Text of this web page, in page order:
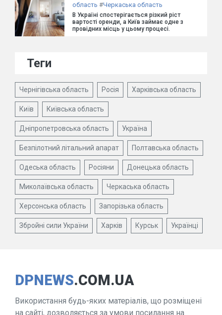
область #Черкаська область
В Україні спостерігається різкий ріст
вартості оренди, а Київ займає одне з
провідних місць у цьому процесі.
Теги
Чернігівська область Росія Харківська область
Київ Київська область
Дніпропетровська область Україна
Безпілотний літальний апарат Полтавська область
Одеська область Росіяни Донецька область
Миколаївська область Черкаська область
Херсонська область Запорізька область
Збройні сили України Харків Курськ Українці
DPNEWS.COM.UA
Використання будь-яких матеріалів, що розміщені
на сайті, дозволяється за умови посилання на